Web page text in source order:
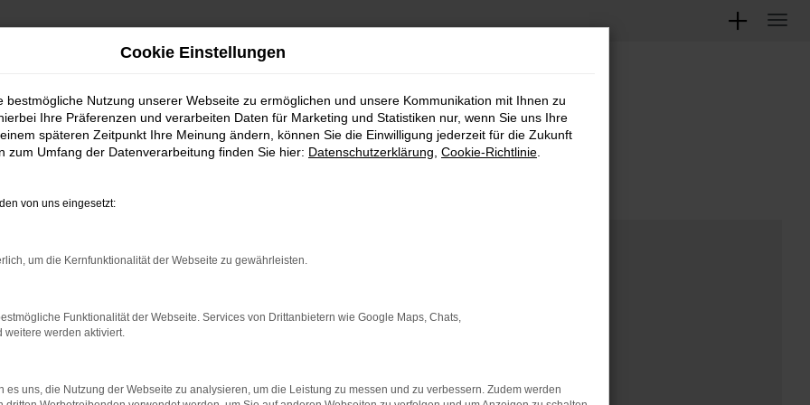
Cookie Einstellungen
bestmögliche Nutzung unserer Webseite zu ermöglichen und unsere Kommunikation mit Ihnen zu
Ihre Präferenzen und verarbeiten Daten für Marketing und Statistiken nur, wenn Sie uns Ihre
späteren Zeitpunkt Ihre Meinung ändern, können Sie die Einwilligung jederzeit für die Zukunft
zum Umfang der Datenverarbeitung finden Sie hier: Datenschutzerklärung Cookie-Richtlinie
von uns eingesetzt:
um die Kernfunktionalität der Webseite zu gewährleisten.
Funktionalität der Webseite. Services von Drittanbietern wie Google Maps, Chats,
weitere werden aktiviert.
es uns, die Nutzung der Webseite zu analysieren, um die Leistung zu messen und zu verbessern. Zudem werden